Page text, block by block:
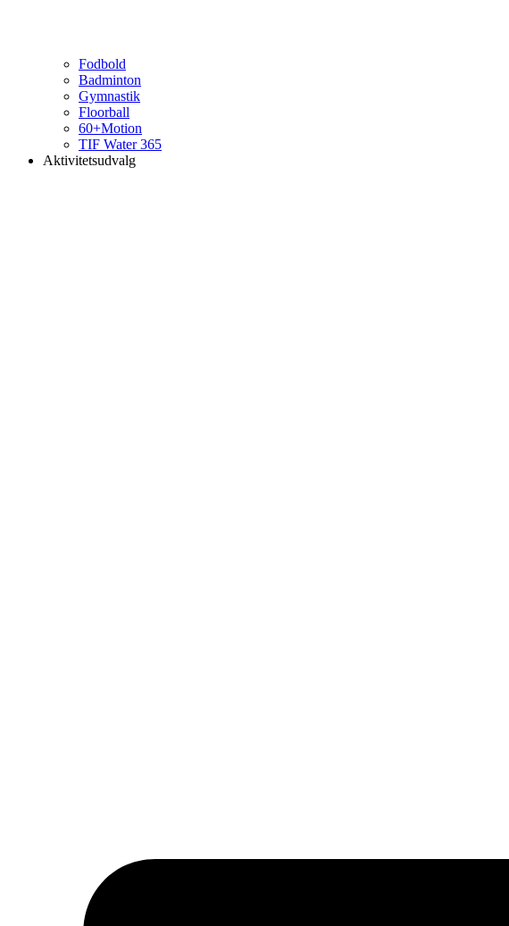
Fodbold
Badminton
Gymnastik
Floorball
60+Motion
TIF Water 365
Aktivitetsudvalg